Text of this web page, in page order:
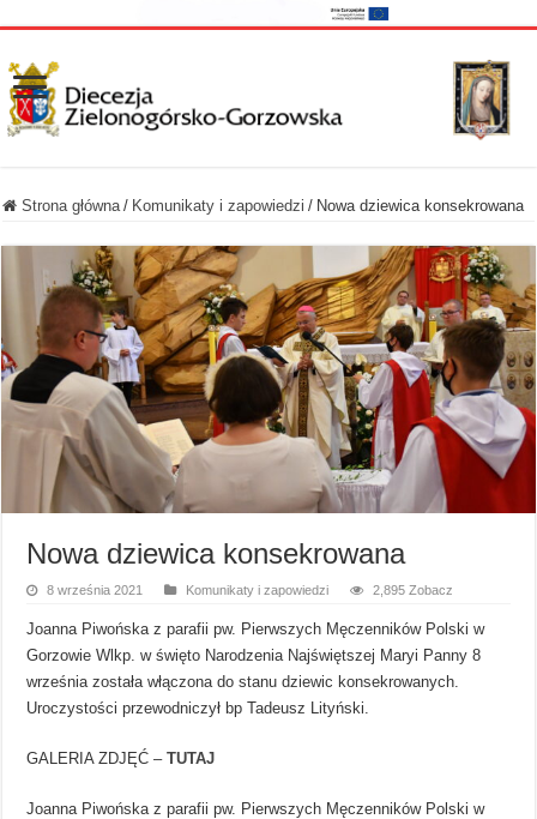
Strona główna / Komunikaty i zapowiedzi / Nowa dziewica konsekrowana
Nowa dziewica konsekrowana
8 września 2021 Komunikaty i zapowiedzi 2,895 Zobacz
Joanna Piwońska z parafii pw. Pierwszych Męczenników Polski w
Gorzowie Wlkp. w święto Narodzenia Najświętszej Maryi Panny 8
września została włączona do stanu dziewic konsekrowanych.
Uroczystości przewodniczył bp Tadeusz Lityński.
GALERIA ZDJĘĆ –TUTAJ
Joanna Piwońska z parafii pw. Pierwszych Męczenników Polski w